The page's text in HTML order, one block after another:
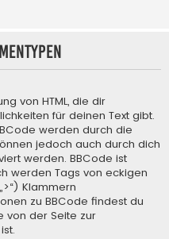
von HTML, die dir
für deinen Text gibt.
werden durch die
jedoch auch durch dich
werden. BBCode ist
werden Tags von eckigen
Klammern
zu BBCode findest du
von der Seite zur